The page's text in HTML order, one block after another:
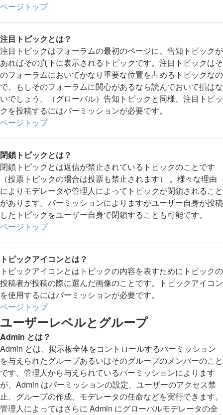
ページトップ
注目トピックとは？
注目トピックはフォーラムの最初のページに、告知トピックが
あればその真下に表示されるトピックです。注目トピックはそ
のフォーラムにおいてかなり重要な位置を占めるトピックなの
で、もしそのフォーラムに関心があるなら読んでおいて損はな
いでしょう。（グローバル）告知トピックと同様、注目トピッ
クを投稿するにはパーミッションが必要です。
ページトップ
閉鎖トピックとは？
閉鎖トピックとは返信が禁止されているトピックのことです
（投票トピックの場合は投票も禁止されます） 。様々な理由
によりモデレータや管理人によってトピックが閉鎖されること
があります。パーミッションによりますがユーザー自身が投稿
したトピックをユーザー自身で閉鎖することも可能です。
ページトップ
トピックアイコンとは？
トピックアイコンとはトピックの内容を表すためにトピックの
投稿者が投稿の際に選んだ画像のことです。トピックアイコン
を使用するにはパーミッションが必要です。
ページトップ
ユーザーレベルとグループ
Admin とは？
Admin とは、掲示板全体をコントロールするパーミッション
を与えられたグループあるいはそのグループのメンバーのこと
です。管理人から与えられているパーミッションによります
が、Admin はパーミッションの設定、ユーザーのアクセス禁
止、グループの作成、モデレータの任命などを実行できます。
管理人によってはさらに Admin にグローバルモデレータの全